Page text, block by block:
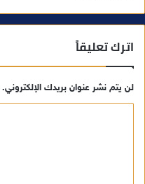
اترك تعليقاً
لن يتم نشر عنوان بريدك الإلكتروني.